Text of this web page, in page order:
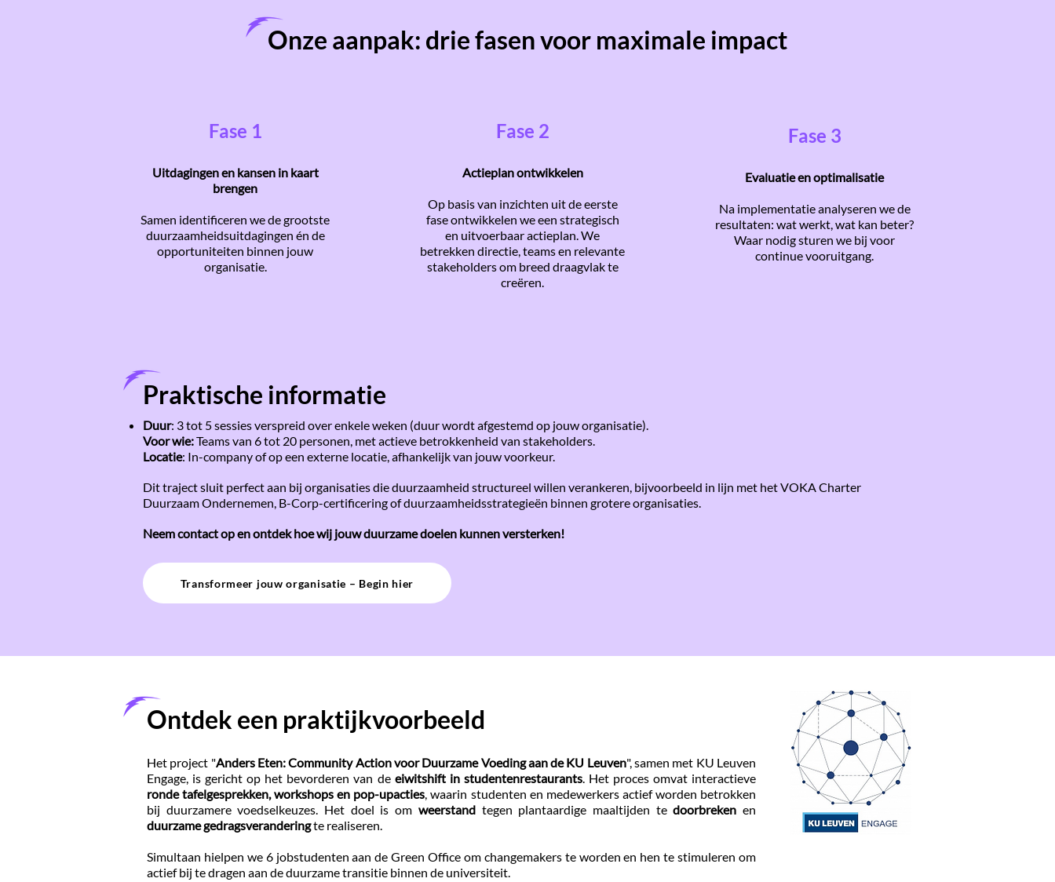
Onze aanpak: drie fasen voor maximale impact
Fase 1
Uitdagingen en kansen in kaart
brengen
Samen identificeren we de grootste
duurzaamheidsuitdagingen én de
opportuniteiten binnen jouw
organisatie.
Fase 2
Actieplan ontwikkelen
Op basis van inzichten uit de eerste
fase ontwikkelen we een strategisch
en uitvoerbaar actieplan. We
betrekken directie, teams en relevante
stakeholders om breed draagvlak te
creëren.
Fase 3
Evaluatie en optimalisatie
Na implementatie analyseren we de
resultaten: wat werkt, wat kan beter?
Waar nodig sturen we bij voor
continue vooruitgang.
Praktische informatie
Duur: 3 tot 5 sessies verspreid over enkele weken (duur wordt afgestemd op jouw organisatie).
Voor wie:Teams van 6 tot 20 personen, met actieve betrokkenheid van stakeholders.
Locatie: In-company of op een externe locatie, afhankelijk van jouw voorkeur.
Dit traject sluit perfect aan bij organisaties die duurzaamheid structureel willen verankeren, bijvoorbeeld in lijn met het VOKA Charter
Duurzaam Ondernemen, B-Corp-certificering of duurzaamheidsstrategieën binnen grotere organisaties.
Neem contact op en ontdek hoe wij jouw duurzame doelen kunnen versterken!
Transformeer jouw organisatie – Begin hier
Ontdek een praktijkvoorbeeld
Het project "Anders Eten: Community Action voor Duurzame Voeding aan de KU Leuven", samen met KU Leuven
Engage, is gericht op het bevorderen van de eiwitshift in studentenrestaurants. Het proces omvat interactieve
ronde tafelgesprekken, workshops en pop-upacties, waarin studenten en medewerkers actief worden betrokken
bij duurzamere voedselkeuzes. Het doel is om weerstandtegen plantaardige maaltijden tedoorbreken en
duurzame gedragsveranderingte realiseren.
Simultaan hielpen we 6 jobstudenten aan de Green Office om changemakers te worden en hen te stimuleren om
actief bij te dragen aan de duurzame transitie binnen de universiteit.